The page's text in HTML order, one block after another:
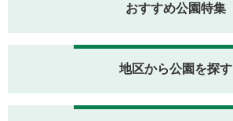
おすすめ公園特集
地区から公園を探す